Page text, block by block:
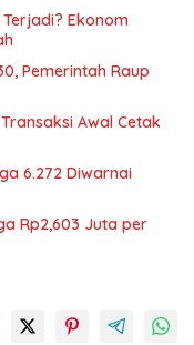
Ekonom
Pemerintah Raup
Awal Cetak
6.272 Diwarnai
Rp2,603 Juta per